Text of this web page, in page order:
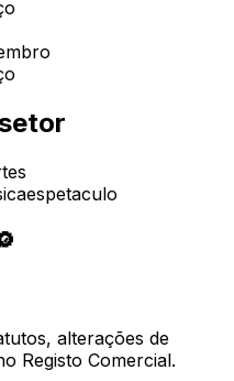
espetaculo
alterações de
Registo Comercial.